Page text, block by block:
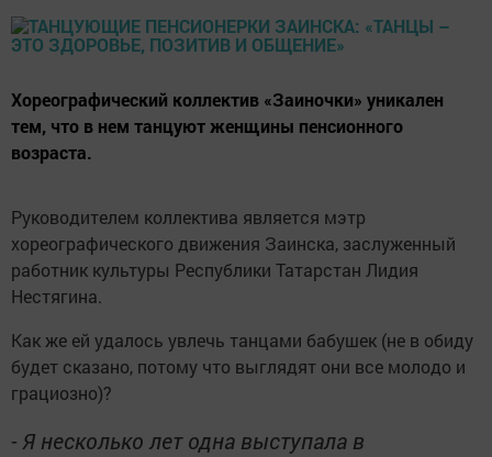
Хореографический коллектив «Заиночки» уникален
тем, что в нем танцуют женщины пенсионного
возраста.
Руководителем коллектива является мэтр
хореографического движения Заинска, заслуженный
работник культуры Республики Татарстан Лидия
Нестягина.
Как же ей удалось увлечь танцами бабушек (не в обиду
будет сказано, потому что выглядят они все молодо и
грациозно)?
- Я несколько лет одна выступала в